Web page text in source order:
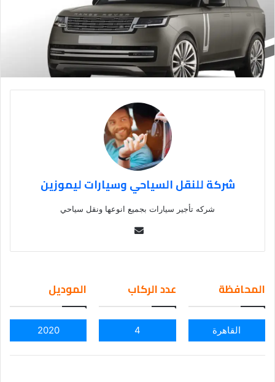
شركة للنقل السياحي وسيارات ليموزين
شركه تأجير سيارات بجميع انوعها ونقل سياحي
ail
المحافظة
القاهرة
عدد الركاب
4
الموديل
2020